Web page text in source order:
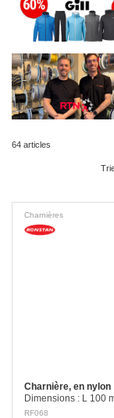
64 articles
Charnières
Charnière, en nylon
Dimensions : L 100
(20+20), H 13 mm
RF068